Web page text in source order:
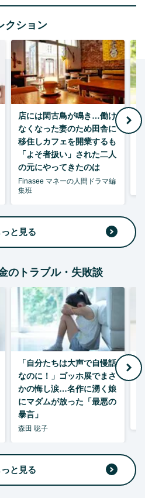
クション
店には閑古鳥が鳴き…働け
なくなった妻のため田舎に
移住しカフェを開業するも
「よそ者扱い」された二人
の元にやってきたのは
Finasee マネーの人間ドラマ編
集班
っと見る
のトラブル・失敗談
「自分たちは大声で自慢話
なのに！」ゴッホ展でまさ
かの悔し涙…名作に湧く娘
にマダムが放った「最悪の
暴言」
森田 聡子
っと見る